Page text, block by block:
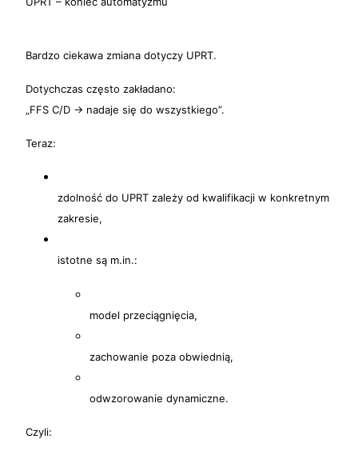
Bardzo ciekawa zmiana dotyczy UPRT.
Dotychczas często zakładano:
„FFS C/D → nadaje się do wszystkiego”.
Teraz:
zdolność do UPRT zależy od kwalifikacji w konkretnym
zakresie,
istotne są m.in.:
model przeciągnięcia,
zachowanie poza obwiednią,
odwzorowanie dynamiczne.
Czyli: